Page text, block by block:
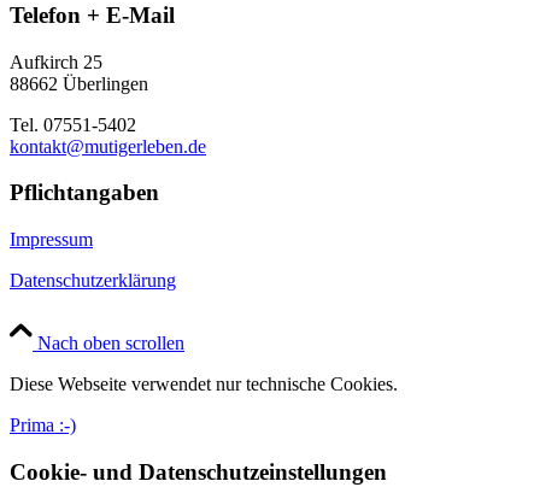
Telefon + E-Mail
Aufkirch 25
88662 Überlingen
Tel. 07551-5402
kontakt@mutigerleben.de
Pflichtangaben
Impressum
Datenschutzerklärung
Nach oben scrollen
Diese Webseite verwendet nur technische Cookies.
Prima :-)
Cookie- und Datenschutzeinstellungen